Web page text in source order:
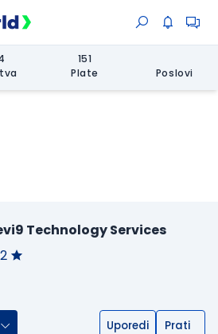
151
Plate
Poslovi
Technology Services
Uporedi Prati